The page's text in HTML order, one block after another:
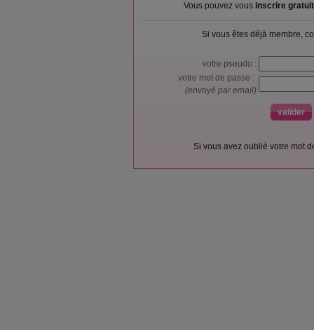
Vous pouvez vous inscrire
Si vous êtes déjà membre,
votre pseudo :
votre mot de passe :
(envoyé par email)
Si vous avez oublié votre mot